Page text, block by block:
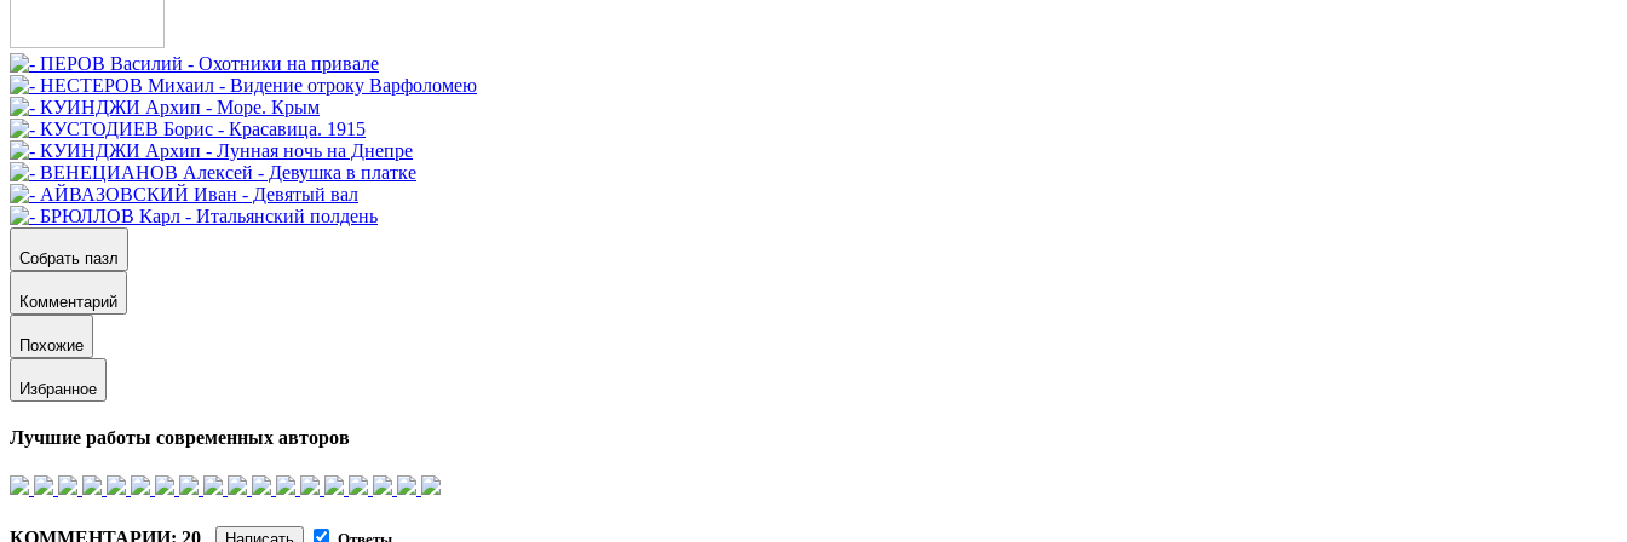
Собрать пазл
Комментарий
Похожие
Избранное
Лучшие работы современных авторов
КОММЕНТАРИИ: 20